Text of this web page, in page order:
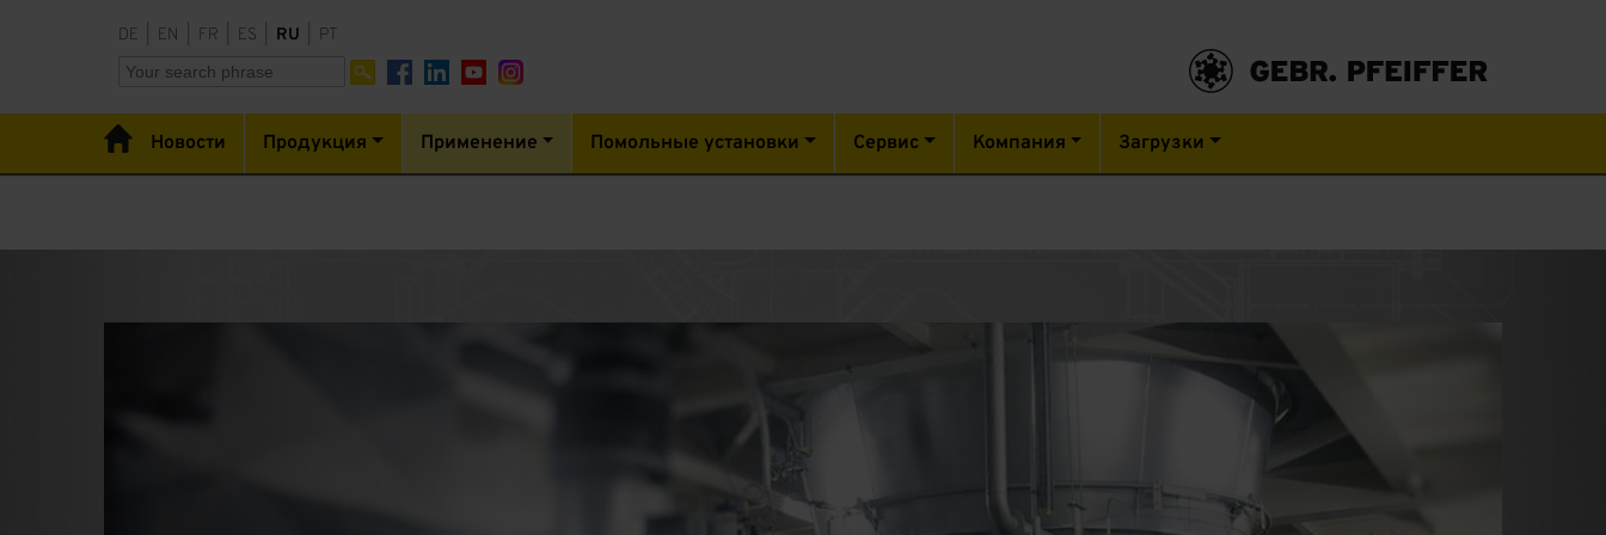
DE EN FR ES RU PT
Новости Продукция Применение Помольные установки Сервис Компания Загрузки